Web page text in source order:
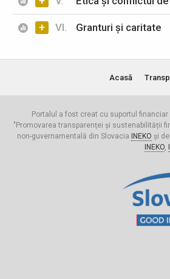
+ VI. Granturi și caritate
Acasă
Portalul a fost creat cu suportul
"Promovarea transparenței și sustenabilității
non-guvernamentală din Slovacia
INEKO și de
INEKO,